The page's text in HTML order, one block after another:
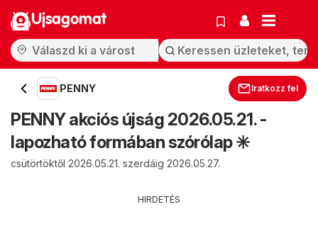
Ujsagomat
PENNY Iratkozz fel
PENNY akciós újság 2026.05.21. -
lapozható formában szórólap ✳️
csütörtöktől 2026.05.21. szerdáig 2026.05.27.
HIRDETÉS